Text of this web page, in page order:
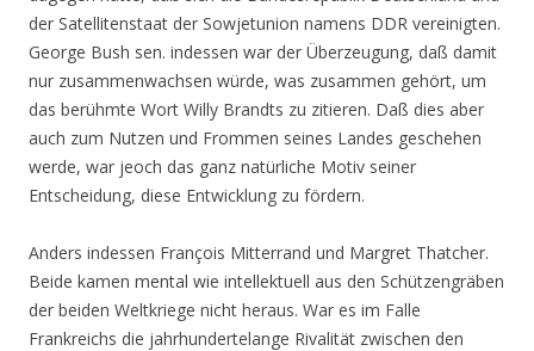
der Satellitenstaat der Sowjetunion namens DDR vereinigten.
George Bush sen. indessen war der Überzeugung, daß damit
nur zusammenwachsen würde, was zusammen gehört, um
das berühmte Wort Willy Brandts zu zitieren. Daß dies aber
auch zum Nutzen und Frommen seines Landes geschehen
werde, war jeoch das ganz natürliche Motiv seiner
Entscheidung, diese Entwicklung zu fördern.
Anders indessen François Mitterrand und Margret Thatcher.
Beide kamen mental wie intellektuell aus den Schützengräben
der beiden Weltkriege nicht heraus. War es im Falle
Frankreichs die jahrhundertelange Rivalität zwischen den